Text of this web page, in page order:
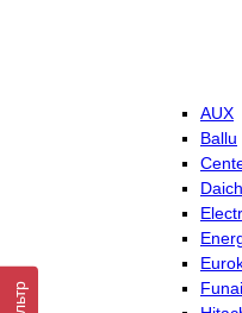
AUX
Ballu
Funai